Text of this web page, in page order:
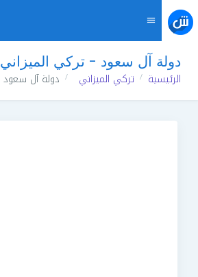
دولة آل سعود - تركي الميزاني
الرئيسية تركي الميزاني دولة آل سعود